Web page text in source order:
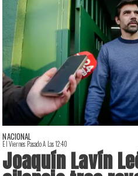
NACIONAL
El Viernes Pasado A Las 12:40
Joaquín Lavín